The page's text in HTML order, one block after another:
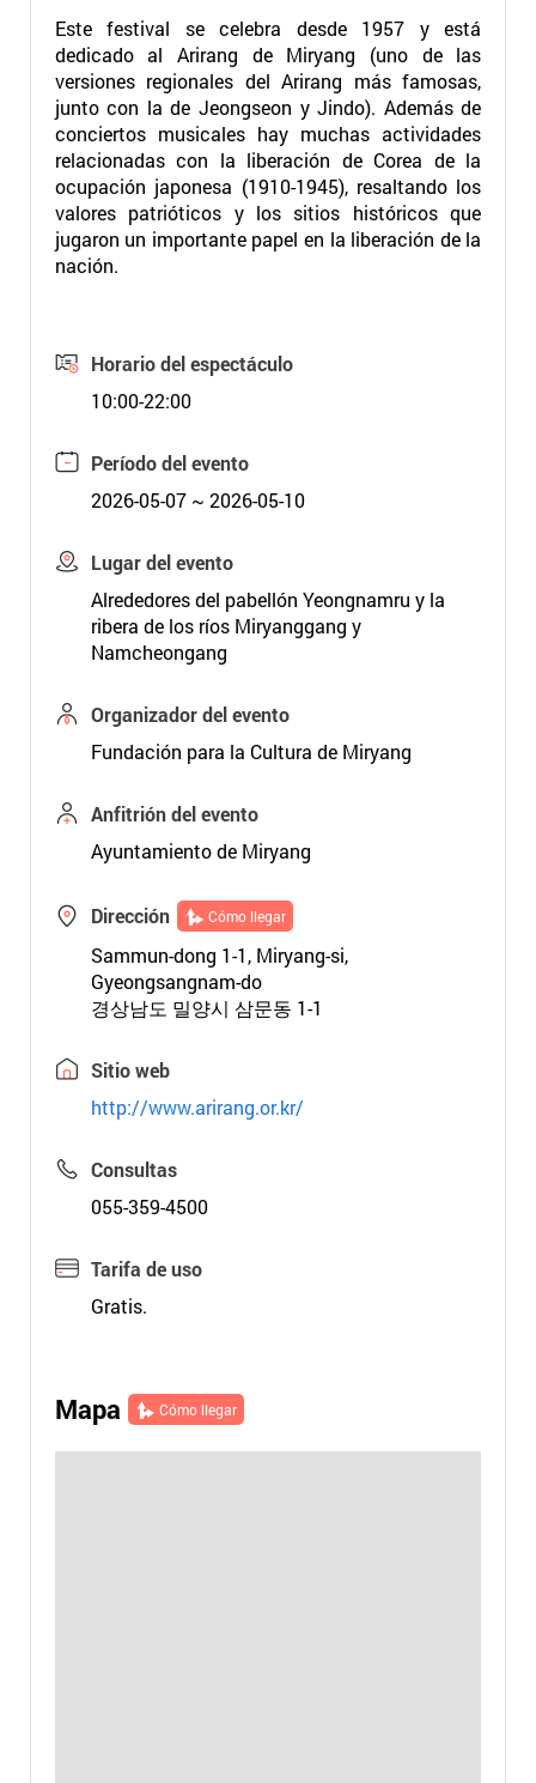
Este festival se celebra desde 1957 y está
dedicado al Arirang de Miryang (uno de las
versiones regionales del Arirang más famosas,
junto con la de Jeongseon y Jindo). Además de
conciertos musicales hay muchas actividades
relacionadas con la liberación de Corea de la
ocupación japonesa (1910-1945), resaltando los
valores patrióticos y los sitios históricos que
jugaron un importante papel en la liberación de la
nación.
Horario del espectáculo
10:00-22:00
Período del evento
2026-05-07 ~ 2026-05-10
Lugar del evento
Alrededores del pabellón Yeongnamru y la
ribera de los ríos Miryanggang y
Namcheongang
Organizador del evento
Fundación para la Cultura de Miryang
Anfitrión del evento
Ayuntamiento de Miryang
Dirección Cómo llegar
Sammun-dong 1-1, Miryang-si,
Gyeongsangnam-do
경상남도 밀양시 삼문동 1-1
Sitio web
http://www.arirang.or.kr/
Consultas
055-359-4500
Tarifa de uso
Gratis.
Mapa Cómo llegar